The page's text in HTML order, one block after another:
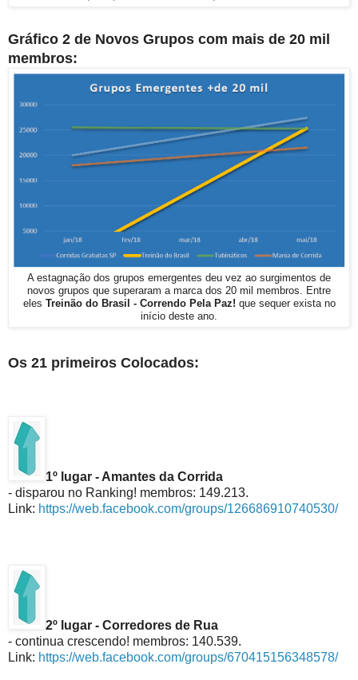
Gráfico 2 de Novos Grupos com mais de 20 mil
membros:
A estagnação dos grupos emergentes deu vez ao surgimentos de
novos grupos que superaram a marca dos 20 mil membros. Entre
eles Treinão do Brasil - Correndo Pela Paz! que sequer exista no
início deste ano.
Os 21 primeiros Colocados:
1º lugar - Amantes da Corrida
- disparou no Ranking! membros: 149.213.
Link: https://web.facebook.com/groups/126686910740530/
2º lugar - Corredores de Rua
- continua crescendo! membros: 140.539.
Link: https://web.facebook.com/groups/670415156348578/